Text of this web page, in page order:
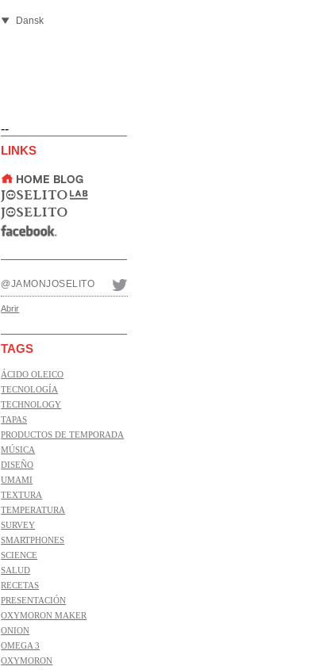
Dansk
--
LINKS
@JAMONJOSELITO
Abrir
TAGS
ÁCIDO OLEICO
TECNOLOGÍA
TECHNOLOGY
TAPAS
PRODUCTOS DE TEMPORADA
MÚSICA
DISEÑO
UMAMI
TEXTURA
TEMPERATURA
SURVEY
SMARTPHONES
SCIENCE
SALUD
RECETAS
PRESENTACIÓN
OXYMORON MAKER
ONION
OMEGA 3
OXYMORON